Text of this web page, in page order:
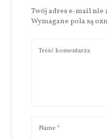
Twój adres e-mail
Wymagane pola są